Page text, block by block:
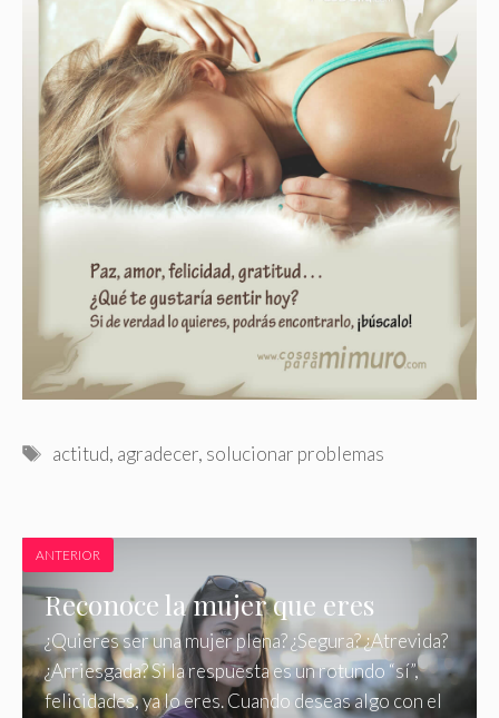
Etiquetas
actitud, agradecer, solucionar problemas
ANTERIOR
Reconoce la mujer que eres
¿Quieres ser una mujer plena? ¿Segura? ¿Atrevida?
¿Arriesgada? Si la respuesta es un rotundo “sí”,
felicidades, ya lo eres. Cuando deseas algo con el